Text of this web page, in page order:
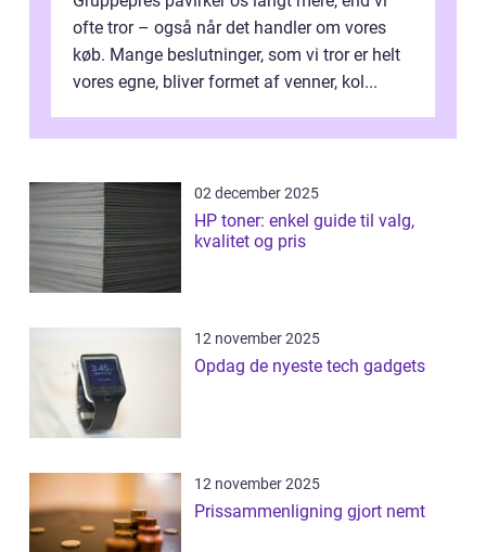
ofte tror – også når det handler om vores
køb. Mange beslutninger, som vi tror er helt
vores egne, bliver formet af venner, kol...
02 december 2025
HP toner: enkel guide til valg,
kvalitet og pris
12 november 2025
Opdag de nyeste tech gadgets
12 november 2025
Prissammenligning gjort nemt